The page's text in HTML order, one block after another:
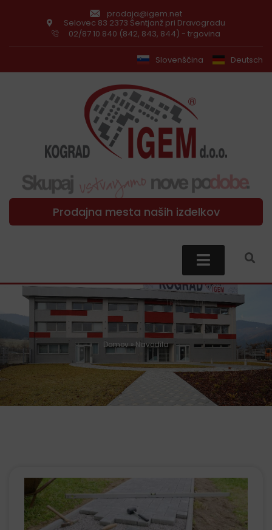
prodaja@igem.net
Selovec 83 2373 Šentjanž pri Dravogradu
02/87 10 840 (842, 843, 844) - trgovina
Slovenščina Deutsch
Prodajna mesta naših izdelkov
Domov»Navodila